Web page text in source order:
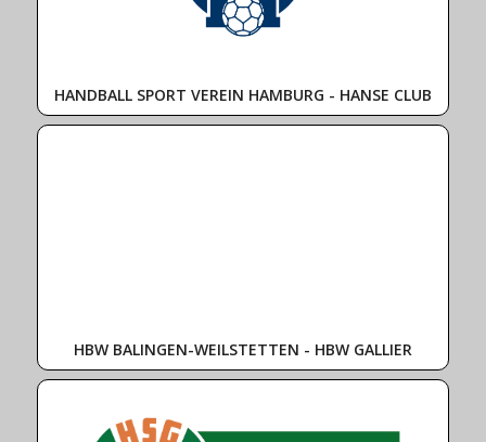
HANDBALL SPORT VEREIN HAMBURG - HANSE CLUB
HBW BALINGEN-WEILSTETTEN - HBW GALLIER